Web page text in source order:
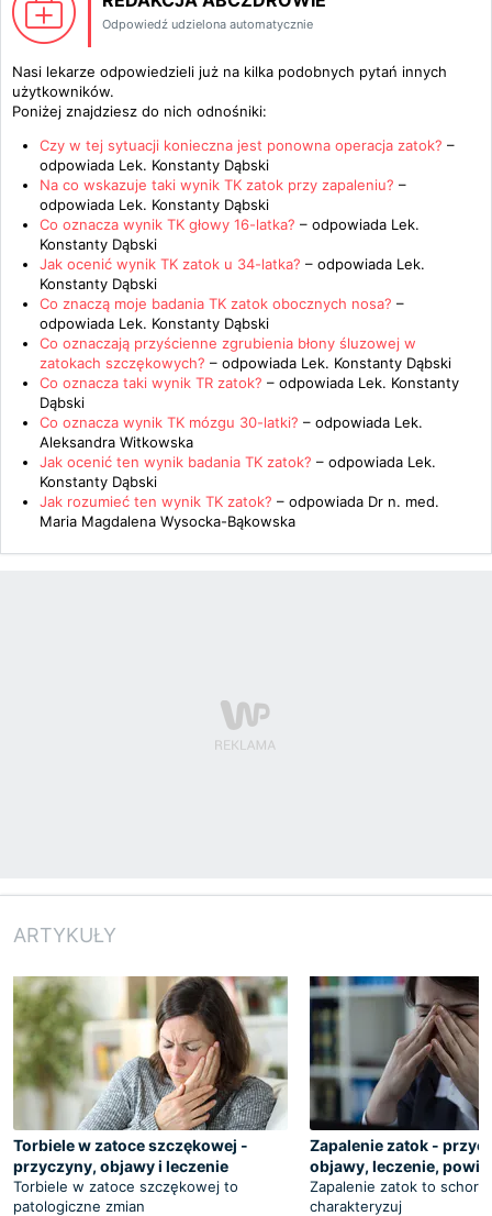
Odpowiedź udzielona automatycznie
Nasi lekarze odpowiedzieli już na kilka podobnych pytań innych
użytkowników.
Poniżej znajdziesz do nich odnośniki:
Czy w tej sytuacji konieczna jest ponowna operacja zatok? –
odpowiada Lek. Konstanty Dąbski
Na co wskazuje taki wynik TK zatok przy zapaleniu? –
odpowiada Lek. Konstanty Dąbski
Co oznacza wynik TK głowy 16-latka? – odpowiada Lek.
Konstanty Dąbski
Jak ocenić wynik TK zatok u 34-latka? – odpowiada Lek.
Konstanty Dąbski
Co znaczą moje badania TK zatok obocznych nosa? –
odpowiada Lek. Konstanty Dąbski
Co oznaczają przyścienne zgrubienia błony śluzowej w
zatokach szczękowych? – odpowiada Lek. Konstanty Dąbski
Co oznacza taki wynik TR zatok? – odpowiada Lek. Konstanty
Dąbski
Co oznacza wynik TK mózgu 30-latki? – odpowiada Lek.
Aleksandra Witkowska
Jak ocenić ten wynik badania TK zatok? – odpowiada Lek.
Konstanty Dąbski
Jak rozumieć ten wynik TK zatok? – odpowiada Dr n. med.
Maria Magdalena Wysocka-Bąkowska
ARTYKUŁY
Torbiele w zatoce szczękowej -
przyczyny, objawy i leczenie
Torbiele w zatoce szczękowej to
patologiczne zmian
Zapalenie zatok -
objawy, leczenie,
Zapalenie zatok to
charakteryzuj